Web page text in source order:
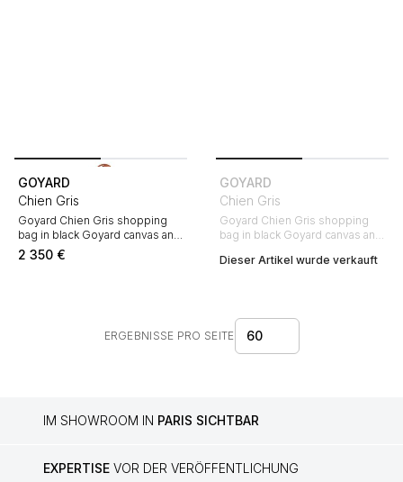
GOYARD
Chien Gris
Goyard Chien Gris shopping
bag in black Goyard canvas and
brown leather
2 350 €
GOYARD
Chien Gris
Goyard Chien Gris shopping
bag in black Goyard canvas and
Dieser Artikel wurde verkauft
ERGEBNISSE PRO SEITE 60
IM SHOWROOM IN PARIS SICHTBAR
EXPERTISE VOR DER VERÖFFENTLICHUNG